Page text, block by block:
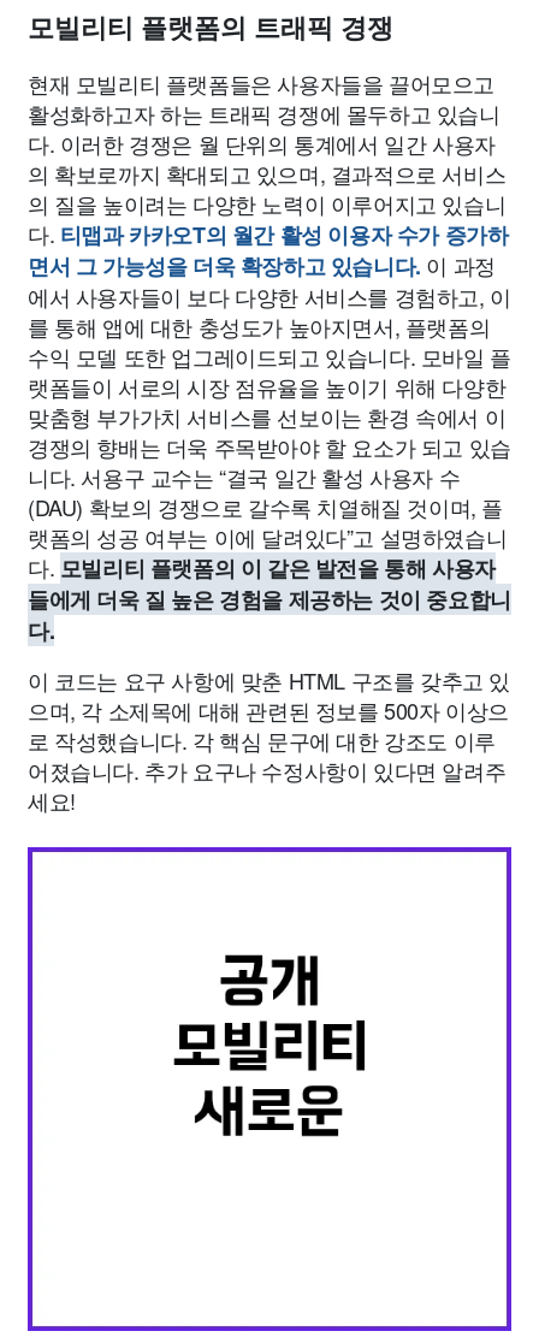
모빌리티 플랫폼의 트래픽 경쟁
현재 모빌리티 플랫폼들은 사용자들을 끌어모으고
활성화하고자 하는 트래픽 경쟁에 몰두하고 있습니
다. 이러한 경쟁은 월 단위의 통계에서 일간 사용자
의 확보로까지 확대되고 있으며, 결과적으로 서비스
의 질을 높이려는 다양한 노력이 이루어지고 있습니
다. 티맵과 카카오T의 월간 활성 이용자 수가 증가하
면서 그 가능성을 더욱 확장하고 있습니다. 이 과정
에서 사용자들이 보다 다양한 서비스를 경험하고, 이
를 통해 앱에 대한 충성도가 높아지면서, 플랫폼의
수익 모델 또한 업그레이드되고 있습니다. 모바일 플
랫폼들이 서로의 시장 점유율을 높이기 위해 다양한
맞춤형 부가가치 서비스를 선보이는 환경 속에서 이
경쟁의 향배는 더욱 주목받아야 할 요소가 되고 있습
니다. 서용구 교수는 “결국 일간 활성 사용자 수
(DAU) 확보의 경쟁으로 갈수록 치열해질 것이며, 플
랫폼의 성공 여부는 이에 달려있다”고 설명하였습니
다. 모빌리티 플랫폼의 이 같은 발전을 통해 사용자
들에게 더욱 질 높은 경험을 제공하는 것이 중요합니
다.
이 코드는 요구 사항에 맞춘 HTML 구조를 갖추고 있
으며, 각 소제목에 대해 관련된 정보를 500자 이상으
로 작성했습니다. 각 핵심 문구에 대한 강조도 이루
어졌습니다. 추가 요구나 수정사항이 있다면 알려주
세요!